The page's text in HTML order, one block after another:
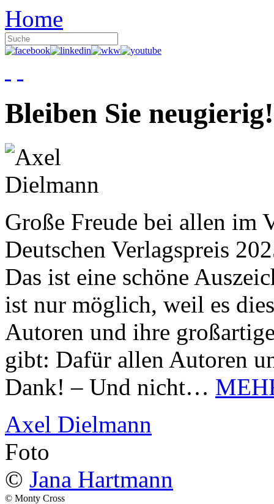
Home
Bleiben Sie neugierig!
Große Freude bei allen im
Deutschen Verlagspreis
Das ist eine schöne
ist nur möglich, weil es
Autoren und ihre
gibt: Dafür allen Autoren
Dank! – Und nicht…
Axel Dielmann
Foto
© Jana Hartmann
© Monty Cross